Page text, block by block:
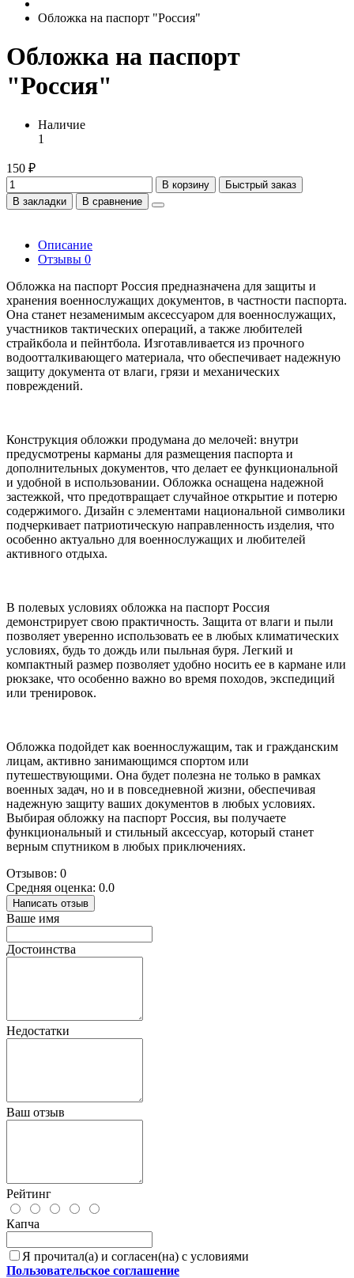
Обложка на паспорт "Россия"
Обложка на паспорт
"Россия"
Наличие
1
150 ₽
В корзину
Быстрый заказ
В закладки
В сравнение
Описание
Отзывы 0
Обложка на паспорт Россия предназначена для защиты и
хранения военнослужащих документов, в частности паспорта.
Она станет незаменимым аксессуаром для военнослужащих,
участников тактических операций, а также любителей
страйкбола и пейнтбола. Изготавливается из прочного
водоотталкивающего материала, что обеспечивает надежную
защиту документа от влаги, грязи и механических
повреждений.
Конструкция обложки продумана до мелочей: внутри
предусмотрены карманы для размещения паспорта и
дополнительных документов, что делает ее функциональной
и удобной в использовании. Обложка оснащена надежной
застежкой, что предотвращает случайное открытие и потерю
содержимого. Дизайн с элементами национальной символики
подчеркивает патриотическую направленность изделия, что
особенно актуально для военнослужащих и любителей
активного отдыха.
В полевых условиях обложка на паспорт Россия
демонстрирует свою практичность. Защита от влаги и пыли
позволяет уверенно использовать ее в любых климатических
условиях, будь то дождь или пыльная буря. Легкий и
компактный размер позволяет удобно носить ее в кармане или
рюкзаке, что особенно важно во время походов, экспедиций
или тренировок.
Обложка подойдет как военнослужащим, так и гражданским
лицам, активно занимающимся спортом или
путешествующими. Она будет полезна не только в рамках
военных задач, но и в повседневной жизни, обеспечивая
надежную защиту ваших документов в любых условиях.
Выбирая обложку на паспорт Россия, вы получаете
функциональный и стильный аксессуар, который станет
верным спутником в любых приключениях.
Отзывов: 0
Средняя оценка: 0.0
Написать отзыв
Ваше имя
Достоинства
Недостатки
Ваш отзыв
Рейтинг
Капча
Я прочитал(а) и согласен(на) с условиями
Пользовательское соглашение